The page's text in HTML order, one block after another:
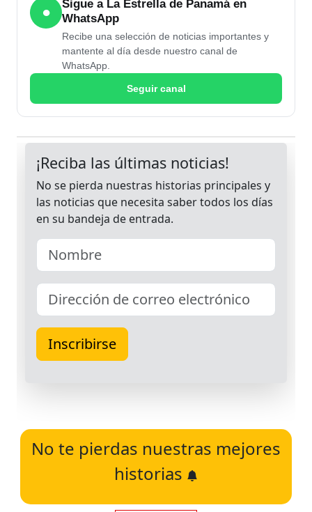
●
Sigue a La Estrella de Panamá en
WhatsApp
Recibe una selección de noticias importantes y
mantente al día desde nuestro canal de
WhatsApp.
Seguir canal
No te pierdas nuestras mejores
historias